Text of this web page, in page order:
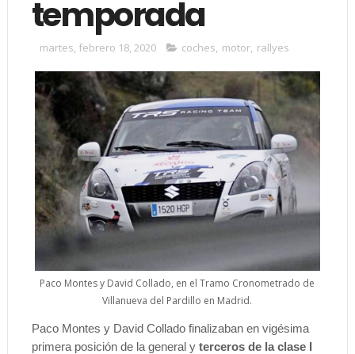
temporada
martes, febrero 18, 2020 coches, motor, rallyes
Paco Montes y David Collado, en el Tramo Cronometrado de
Villanueva del Pardillo en Madrid.
Paco Montes y David Collado finalizaban en vigésima
primera posición de la general y terceros de la clase I